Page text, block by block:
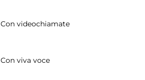
Con videochiamate
Con viva voce